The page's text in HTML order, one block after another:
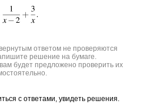
ответом не проверяются
решение на бумаге.
будет предложено проверить их
с ответами, увидеть решения.